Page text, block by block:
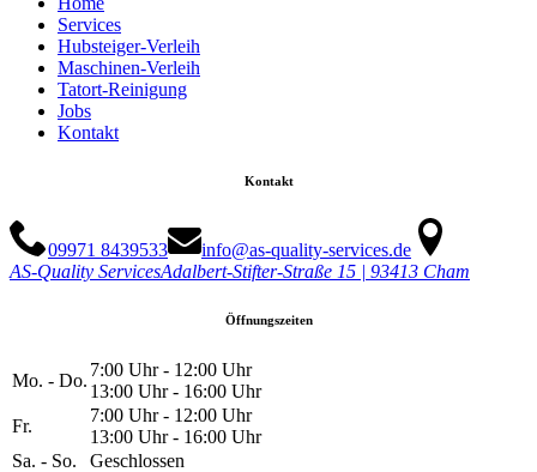
Services
Hubsteiger-Verleih
Maschinen-Verleih
Tatort-Reinigung
Jobs
Kontakt
Kontakt
09971 8439533
info@as-quality-services.de
AS-Quality ServicesAdalbert-Stifter-Straße 15 | 93413 Cham
Öffnungszeiten
Mo. - Do.
7:00 Uhr - 12:00 Uhr
13:00 Uhr - 16:00 Uhr
Fr.
7:00 Uhr - 12:00 Uhr
13:00 Uhr - 16:00 Uhr
Sa. - So.
Geschlossen